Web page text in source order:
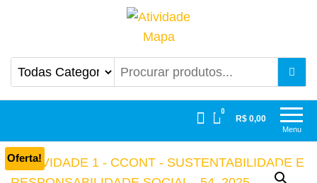
Atividade Mapa Mapa UniCesumar
Menu
0
R$ 0,00
Oferta!